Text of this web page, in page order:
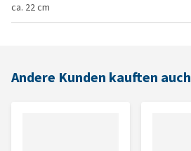
ca. 22 cm
Andere Kunden kauften auch